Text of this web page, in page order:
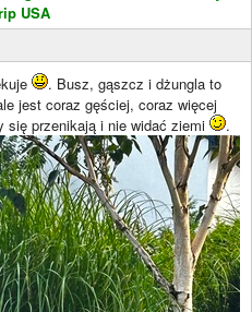
USA
. Busz, gąszcz i dżungla to
jest coraz gęściej, coraz więcej
się przenikają i nie widać ziemi
.